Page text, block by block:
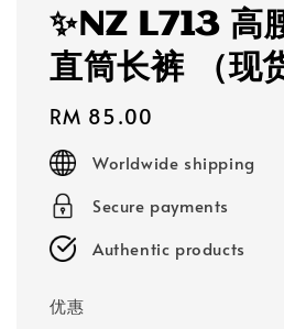
✨NZ L713 高
直筒长裤 （现
Regular
price
RM 85.00
Worldwide shipping
Secure payments
Authentic products
优惠